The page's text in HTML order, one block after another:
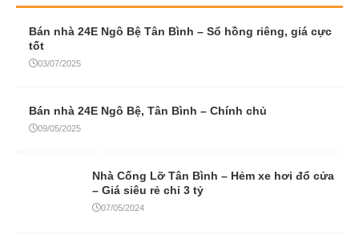
Bán nhà 24E Ngô Bệ Tân Bình – Sổ hồng riêng, giá cực
tốt
03/07/2025
Bán nhà 24E Ngô Bệ, Tân Bình – Chính chủ
09/05/2025
Nhà Cống Lỡ Tân Bình – Hẻm xe hơi đổ cửa
– Giá siêu rẻ chỉ 3 tỷ
07/05/2024